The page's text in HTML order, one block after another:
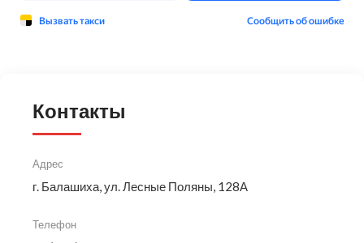
Контакты
Адрес
г. Балашиха, ул. Лесные Поляны, 128А
Телефон